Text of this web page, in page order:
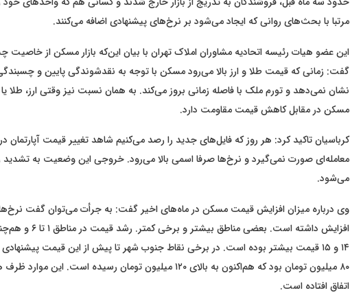
مرتبا با بحث‌های روانی که ایجاد می‌شود بر نرخ‌های پیشنهادی اضافه می‌کنند.
این عضو هیات رئیسه اتحادیه مشاوران املاک تهران با بیان این‌که بازار مسکن از خاصیت
گفت: زمانی که قیمت طلا و ارز بالا می‌رود مسکن با توجه به نقدشوندگی پایین و
نشان نمی‌دهد و تورم ملک با فاصله زمانی بروز می‌کند. به همان نسبت نیز وقتی ارز، طلا
مسکن در مقابل کاهش قیمت مقاومت دارد.
کرباسیان تاکید کرد: هر روز که فایل‌های جدید را رصد می‌کنیم شاهد تغییر قیمت آپارتمان
معامله‌ای صورت نمی‌گیرد و نرخ‌ها صرفا اسمی بالا می‌رود. خروجی این وضعیت به تشدید
می‌شود.
افزایش داشته است.
۱۴ و ۱۵ قیمت بیشتر بوده است. در برخی نقاط جنوب شهر تا پیش از این قیمت
۸۰ میلیون تومان بود که هم‌اکنون به بالای ۱۲۰ میلیون تومان رسیده
اتفاق افتاده است.